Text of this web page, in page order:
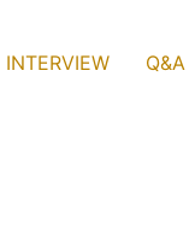
INTERVIEW Q&A